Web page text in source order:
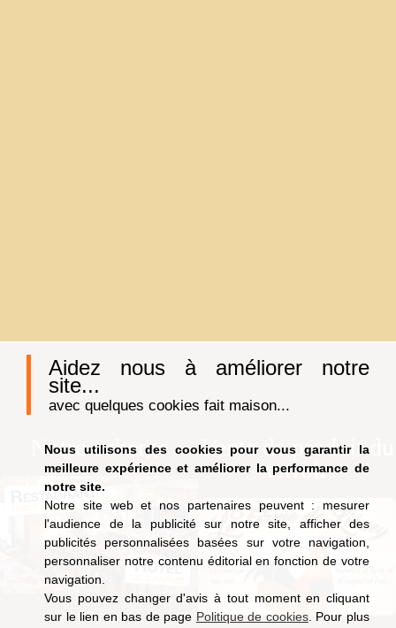
Aidez nous à améliorer notre
site...
avec quelques cookies fait maison...
Nous utilisons des cookies pour vous garantir la
meilleure expérience et améliorer la performance de
notre site.
Notre site web et nos partenaires peuvent : mesurer
l'audience de la publicité sur notre site, afficher des
publicités personnalisées basées sur votre navigation,
personnaliser notre contenu éditorial en fonction de votre
navigation.
Vous pouvez changer d'avis à tout moment en cliquant
sur le lien en bas de page Politique de cookies. Pour plus
Notre auberge
Vente de produit du
terroir